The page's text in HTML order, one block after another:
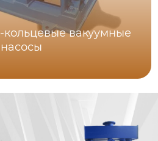
вакуумные
насосы